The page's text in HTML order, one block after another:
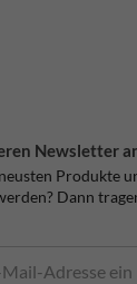
Newsletter
Produkte
Dann